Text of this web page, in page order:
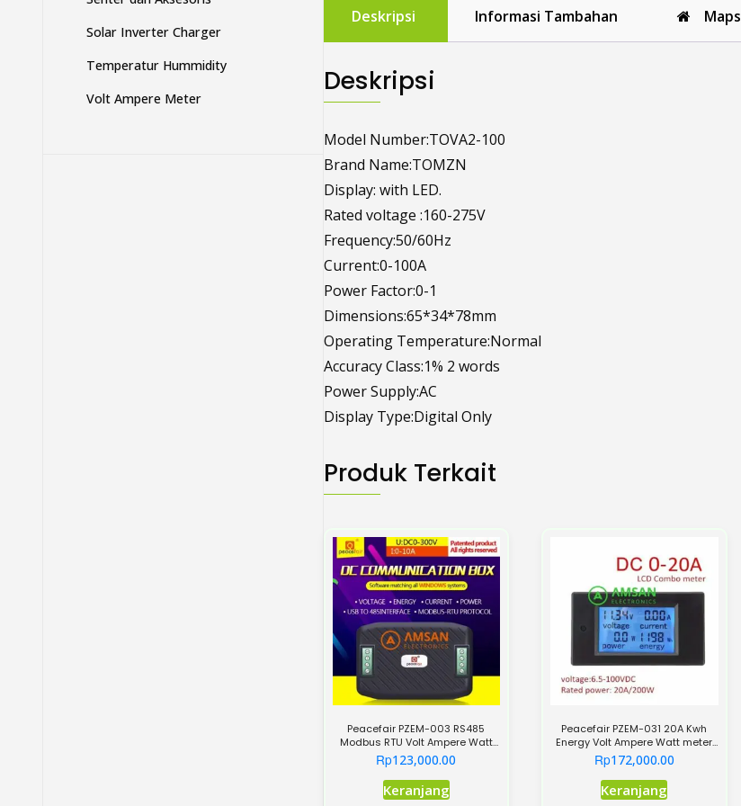
Deskripsi Informasi Tambahan Maps
Deskripsi
Model Number:TOVA2-100
Brand Name:TOMZN
Display: with LED.
Rated voltage :160-275V
Frequency:50/60Hz
Current:0-100A
Power Factor:0-1
Dimensions:65*34*78mm
Operating Temperature:Normal
Accuracy Class:1% 2 words
Power Supply:AC
Display Type:Digital Only
Produk Terkait
Peacefair PZEM-003 RS485
Modbus RTU Volt Ampere Watt
Meter DC 300V 10A
Rp123,000.00
KeranjangProduk
Peacefair PZEM-031 20A Kwh
Energy Volt Ampere Watt meter
DC 6.5-100V
Rp172,000.00
Keranjang
Solar Inverter Charger
Temperatur Hummidity
Volt Ampere Meter